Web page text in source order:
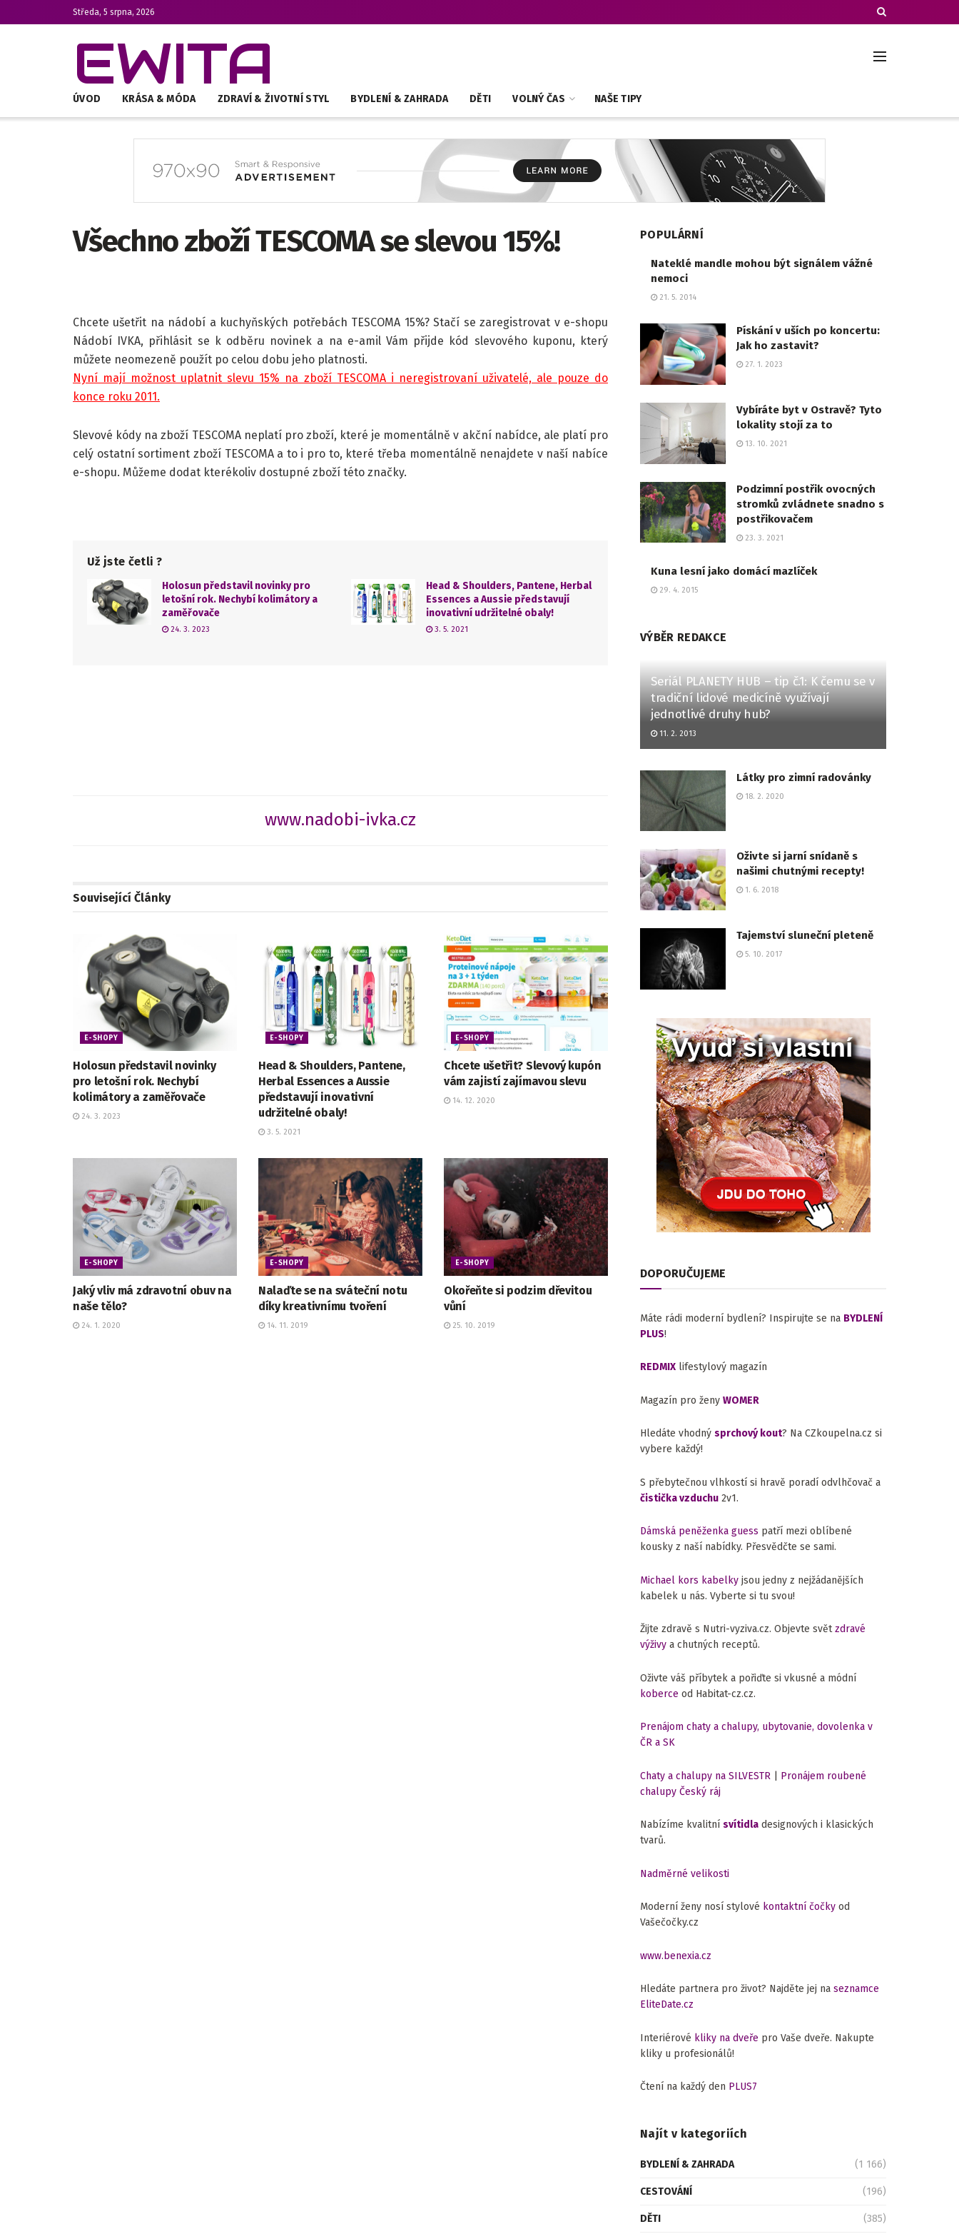
Středa, 5 srpna, 2026
EWITA
ÚVOD KRÁSA & MÓDA ZDRAVÍ & ŽIVOTNÍ STYL BYDLENÍ & ZAHRADA DĚTI VOLNÝ ČAS NAŠE TIPY
Všechno zboží TESCOMA se slevou 15%!
Chcete ušetřit na nádobí a kuchyňských potřebách TESCOMA 15%? Stačí se zaregistrovat v e-shopu
Nádobí IVKA, přihlásit se k odběru novinek a na e-amil Vám přijde kód slevového kuponu, který
můžete neomezeně použít po celou dobu jeho platnosti.
Nyní mají možnost uplatnit slevu 15% na zboží TESCOMA i neregistrovaní uživatelé, ale pouze do
konce roku 2011.
Slevové kódy na zboží TESCOMA neplatí pro zboží, které je momentálně v akční nabídce, ale platí pro
celý ostatní sortiment zboží TESCOMA a to i pro to, které třeba momentálně nenajdete v naší nabíce
e-shopu. Můžeme dodat kterékoliv dostupné zboží této značky.
Už jste četli ?
Holosun představil novinky pro
letošní rok. Nechybí kolimátory a
zaměřovače
24. 3. 2023
Head & Shoulders, Pantene, Herbal
Essences a Aussie představují
inovativní udržitelné obaly!
3. 5. 2021
www.nadobi-ivka.cz
Související Články
E-SHOPY
Holosun představil novinky
pro letošní rok. Nechybí
kolimátory a zaměřovače
24. 3. 2023
E-SHOPY
Head & Shoulders, Pantene,
Herbal Essences a Aussie
představují inovativní
udržitelné obaly!
3. 5. 2021
E-SHOPY
Chcete ušetřit? Slevový kupón
vám zajistí zajímavou slevu
14. 12. 2020
E-SHOPY
Jaký vliv má zdravotní obuv na
naše tělo?
24. 1. 2020
E-SHOPY
Nalaďte se na sváteční notu
díky kreativnímu tvoření
14. 11. 2019
E-SHOPY
Okořeňte si podzim dřevitou
vůní
25. 10. 2019
POPULÁRNÍ
Nateklé mandle mohou být signálem vážné
nemoci
21. 5. 2014
Pískání v uších po koncertu:
Jak ho zastavit?
27. 1. 2023
Vybíráte byt v Ostravě? Tyto
lokality stojí za to
13. 10. 2021
Podzimní postřik ovocných
stromků zvládnete snadno s
postřikovačem
23. 3. 2021
Kuna lesní jako domácí mazlíček
29. 4. 2015
VÝBĚR REDAKCE
Seriál PLANETY HUB – tip č.1: K čemu se v
tradiční lidové medicíně využívají
jednotlivé druhy hub?
11. 2. 2013
Látky pro zimní radovánky
18. 2. 2020
Oživte si jarní snídaně s
našimi chutnými recepty!
1. 6. 2018
Tajemství sluneční pleteně
5. 10. 2017
DOPORUČUJEME
Máte rádi moderní bydlení? Inspirujte se na BYDLENÍ
PLUS!
REDMIX lifestylový magazín
Magazín pro ženy WOMER
Hledáte vhodný sprchový kout? Na CZkoupelna.cz si
vybere každý!
S přebytečnou vlhkostí si hravě poradí odvlhčovač a
čistička vzduchu 2v1.
Dámská peněženka guess patří mezi oblíbené
kousky z naší nabídky. Přesvědčte se sami.
Michael kors kabelky jsou jedny z nejžádanějších
kabelek u nás. Vyberte si tu svou!
Žijte zdravě s Nutri-vyziva.cz. Objevte světzdravé
výživy a chutných receptů.
Oživte váš příbytek a pořiďte si vkusné a módní
koberce od Habitat-cz.cz.
Prenájom chaty a chalupy, ubytovanie, dovolenka v
ČR a SK
Chaty a chalupy na SILVESTR
Pronájem roubené
chalupy Český ráj
Nabízíme kvalitní svítidla designových i klasických
tvarů.
Nadměrné velikosti
Moderní ženy nosí stylové kontaktní čočky od
Vašečočky.cz
www.benexia.cz
Hledáte partnera pro život? Najděte jej na seznamce
EliteDate.cz
Interiérové kliky na dveře pro Vaše dveře. Nakupte
kliky u profesionálů!
Čtení na každý den PLUS7
Najít v kategoriích
BYDLENÍ & ZAHRADA (1 166)
CESTOVÁNÍ (196)
DĚTI (385)